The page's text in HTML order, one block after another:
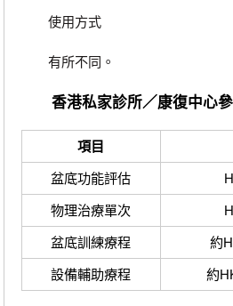
使用方式
有所不同。
香港私家診所／康復中心
項目
盆底功能評估
物理治療單次
盆底訓練療程 約
設備輔助療程 約